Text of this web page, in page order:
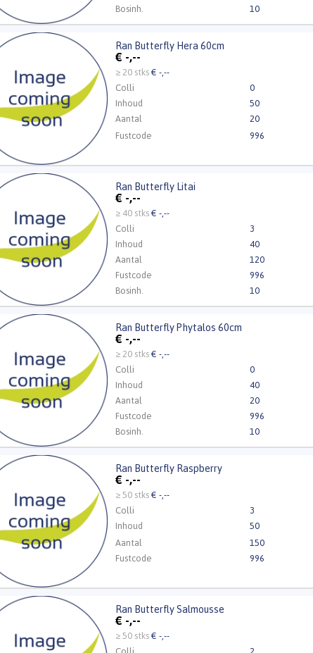
Bosinh.
10
Ran Butterfly Hera 60cm
€ -,--
≥ 20 stks€ -,--
Colli
0
Inhoud
50
Aantal
20
Fustcode
996
Ran Butterfly Hera 60cm
U moet ingelogd zijn om te kunnen kopen.
Ran Butterfly Litai
€ -,--
≥ 40 stks€ -,--
Colli
3
Inhoud
40
Aantal
120
Fustcode
996
Bosinh.
10
Ran Butterfly Litai
U moet ingelogd zijn om te kunnen kopen.
Ran Butterfly Phytalos 60cm
€ -,--
≥ 20 stks€ -,--
Colli
0
Inhoud
40
Aantal
20
Fustcode
996
Bosinh.
10
Ran Butterfly Phytalos 60cm
U moet ingelogd zijn om te kunnen kopen.
Ran Butterfly Raspberry
€ -,--
≥ 50 stks€ -,--
Colli
3
Inhoud
50
Aantal
150
Fustcode
996
Ran Butterfly Raspberry
U moet ingelogd zijn om te kunnen kopen.
Ran Butterfly Salmousse
€ -,--
≥ 50 stks€ -,--
Ran Butterfly Salmousse
U moet ingelogd zijn om te kunnen kopen.